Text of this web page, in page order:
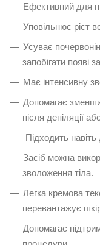
Ефективний для
Уповільнює ріст
Усуває
запобігати появі
Має інтенсивну
Допомагає
після депіляції
Підходить
Засіб можна
зволоження тіла.
Легка кремова
перевантажує
Допомагає